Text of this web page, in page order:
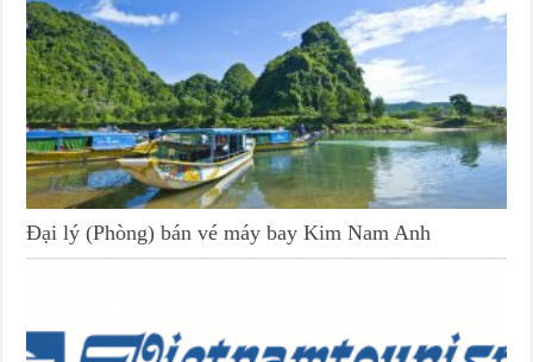
Đại lý (Phòng) bán vé máy bay Kim Nam Anh